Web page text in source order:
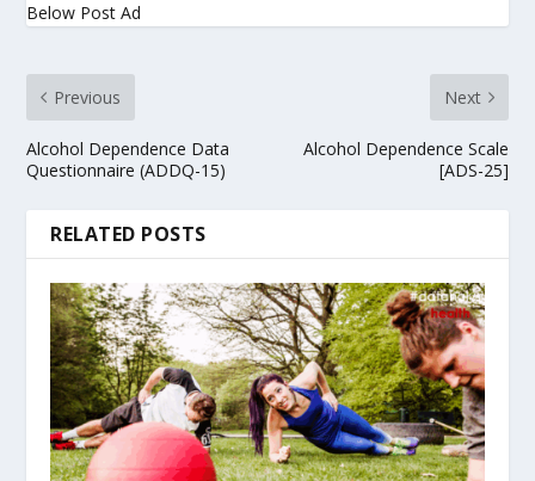
Below Post Ad
Previous
Alcohol Dependence Data
Questionnaire (ADDQ-15)
Next
Alcohol Dependence Scale
[ADS-25]
RELATED POSTS